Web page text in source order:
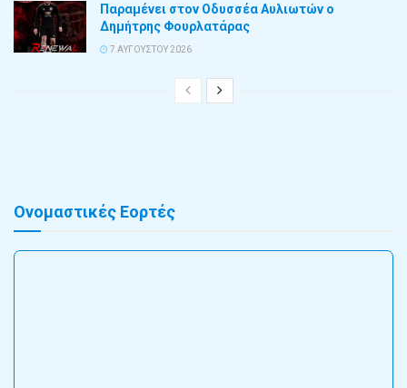
Παραμένει στον Οδυσσέα Αυλιωτών ο
Δημήτρης Φουρλατάρας
7 ΑΥΓΟΎΣΤΟΥ 2026
Ονομαστικές Εορτές